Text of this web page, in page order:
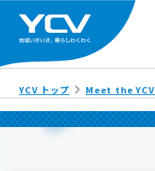
YCV トップ Meet the YCV